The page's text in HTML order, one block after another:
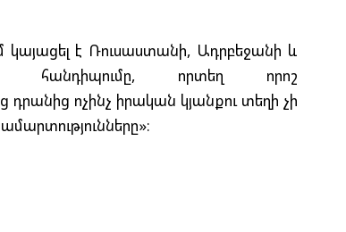
կայացել է Ռուսաստանի, Ադրբեջանի և
հանդիպումը, որտեղ որոշ
դրանից ոչինչ իրական կյանքու տեղի չի